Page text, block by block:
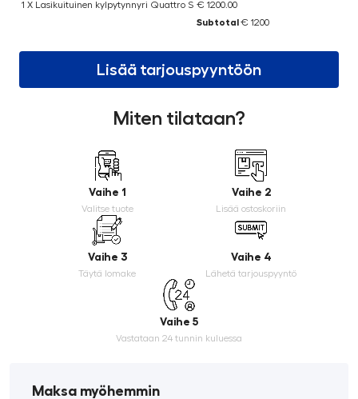
1 X Lasikuituinen kylpytynnyri Quattro S € 1200.00
Subtotal€ 1200
Lisää tarjouspyyntöön
Miten tilataan?
Vaihe 1
Valitse tuote
Vaihe 2
Lisää ostoskoriin
Vaihe 3
Täytä lomake
Vaihe 4
Lähetä tarjouspyyntö
Vaihe 5
Vastataan 24 tunnin kuluessa
Maksa myöhemmin